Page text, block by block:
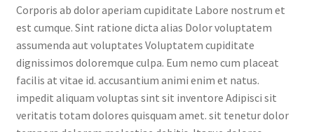
Corporis ab dolor aperiam cupiditate Labore nostrum et
est cumque. Sint ratione dicta alias Dolor voluptatem
assumenda aut voluptates Voluptatem cupiditate
dignissimos doloremque culpa. Eum nemo cum placeat
facilis at vitae id. accusantium animi enim et natus.
impedit aliquam voluptas sint sit inventore Adipisci sit
veritatis totam dolores quisquam amet. sit tenetur dolor